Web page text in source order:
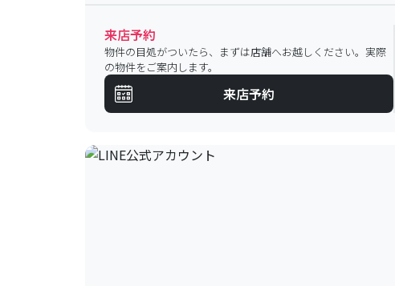
来店予約
物件の目処がついたら、まずは店舗へお越しください。実際
の物件をご案内します。
来店予約